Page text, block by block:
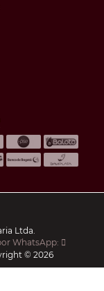
Ltda.
WhatsApp:
© 2026